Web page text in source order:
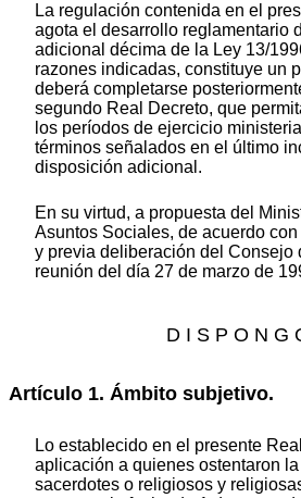
La regulación contenida en el
agota el desarrollo reglamentario
adicional décima de la Ley 13/
razones indicadas, constituye un
deberá completarse
segundo Real Decreto, que
los períodos de ejercicio
términos señalados en el último
disposición adicional.
En su virtud, a propuesta del
Asuntos Sociales, de acuerdo
y previa deliberación del Consejo
reunión del día 27 de marzo de
D I S P O N G
Artículo 1. Ámbito subjetivo.
Lo establecido en el presente
aplicación a quienes ostentaron
sacerdotes o religiosos y